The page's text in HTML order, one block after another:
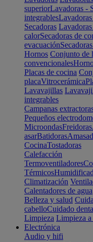
superiorLavadoras -
integrables
Secadoras
calorSecadoras de
evacuación
Hornos Conjunto de
convencionales
Placas de cocina
placaVitrocerámica
Lavavajillas
integrables
Campanas
Pequeños
MicroondasFreidoras
asarBatidoras
CocinaTostadoras
Calefacción
Termoventiladores
Térmicos
Climatización
Calentadores de agua
Belleza y salud
cabelloCuidado
Limpieza Limpieza
Electrónica
Audio y hifi